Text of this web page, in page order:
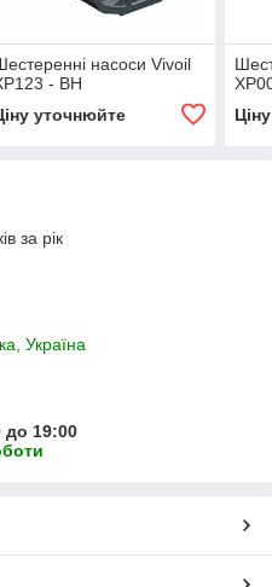
насоси Vivoil
- ВН
уточнюйте
за рік
Україна
до 19:00